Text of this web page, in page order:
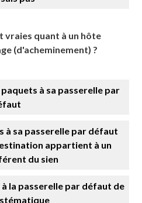
quant à un hôte
(d'acheminement) ?
à sa passerelle par
à sa passerelle par défaut
appartient à un
du sien
la passerelle par défaut de